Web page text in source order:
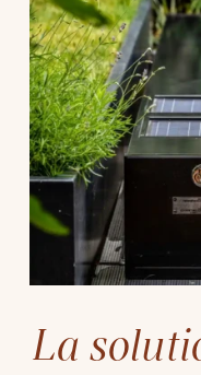
La